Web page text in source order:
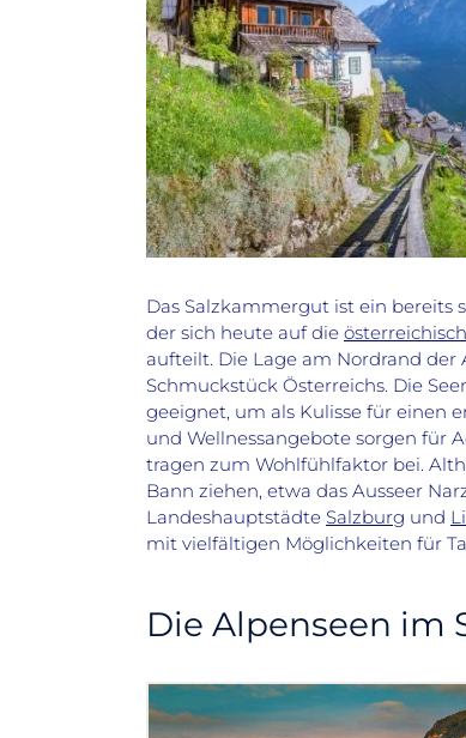
Das Salzkammergut ist ein
der sich heute auf die
aufteilt. Die Lage am Nordrand
Schmuckstück Österreichs. Die
geeignet, um als Kulisse für einen
und Wellnessangebote sorgen für
tragen zum Wohlfühlfaktor bei.
Bann ziehen, etwa das Ausseer
Landeshauptstädte Salzburg und
mit vielfältigen Möglichkeiten für
Die Alpenseen im